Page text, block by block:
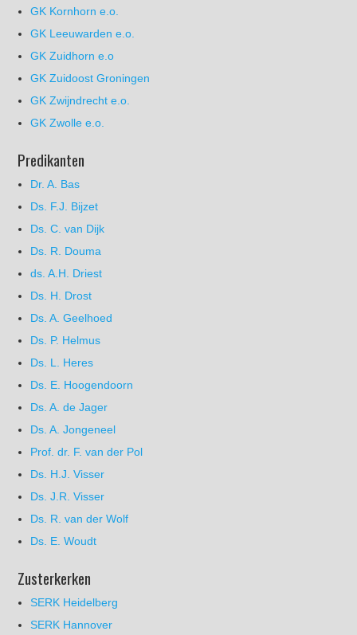
GK Kornhorn e.o.
GK Leeuwarden e.o.
GK Zuidhorn e.o
GK Zuidoost Groningen
GK Zwijndrecht e.o.
GK Zwolle e.o.
Predikanten
Dr. A. Bas
Ds. F.J. Bijzet
Ds. C. van Dijk
Ds. R. Douma
ds. A.H. Driest
Ds. H. Drost
Ds. A. Geelhoed
Ds. P. Helmus
Ds. L. Heres
Ds. E. Hoogendoorn
Ds. A. de Jager
Ds. A. Jongeneel
Prof. dr. F. van der Pol
Ds. H.J. Visser
Ds. J.R. Visser
Ds. R. van der Wolf
Ds. E. Woudt
Zusterkerken
SERK Heidelberg
SERK Hannover